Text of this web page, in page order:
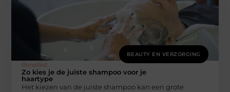
BEAUTY EN VERZORGING
Bonefast
Zo kies je de juiste shampoo voor je
haartype
Het kiezen van de juiste shampoo kan een grote